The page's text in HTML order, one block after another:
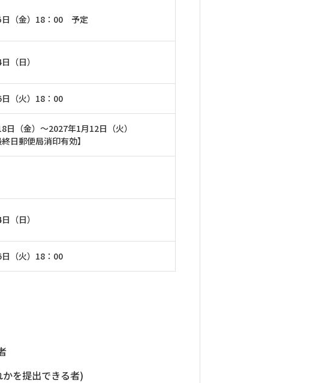
日（金）18：00 予定
（日）
（火）18：00
日（金）～2027年1月12日（火）
終日郵便局消印有効】
（日）
（火）18：00
を提出できる者)